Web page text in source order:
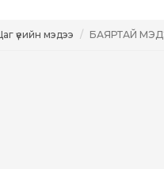
үеийн мэдээ БАЯРТАЙ